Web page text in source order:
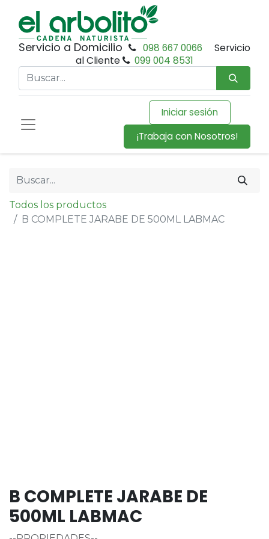
Servicio a Domicilio 098 667 0066
Servicio
al Cliente
099 004 8531
Iniciar sesión
¡Trabaja con Nosotros!
Todos los productos
B COMPLETE JARABE DE 500ML LABMAC
B COMPLETE JARABE DE
500ML LABMAC